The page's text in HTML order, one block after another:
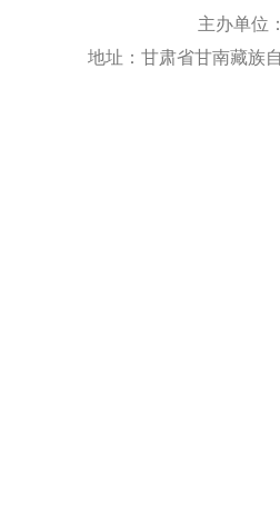
主办单位
地址：甘肃省甘南藏族